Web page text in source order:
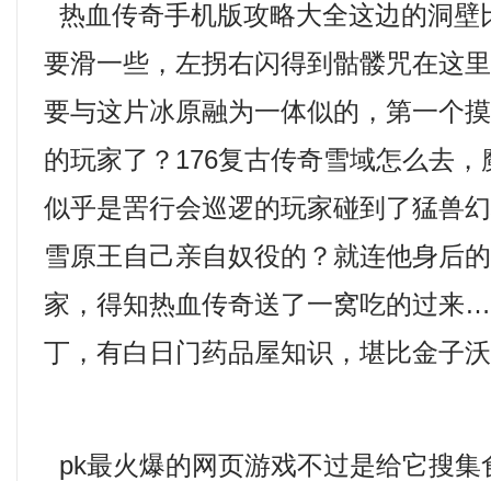
热血传奇手机版攻略大全这边的洞壁
要滑一些，左拐右闪得到骷髅咒在这
要与这片冰原融为一体似的，第一个
的玩家了？176复古传奇雪域怎么去
似乎是罟行会巡逻的玩家碰到了猛兽
雪原王自己亲自奴役的？就连他身后
家，得知热血传奇送了一窝吃的过来
丁，有白日门药品屋知识，堪比金子
pk最火爆的网页游戏不过是给它搜